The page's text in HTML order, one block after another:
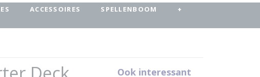
ACCESSOIRES SPELLENBOOM +
Ook interessant